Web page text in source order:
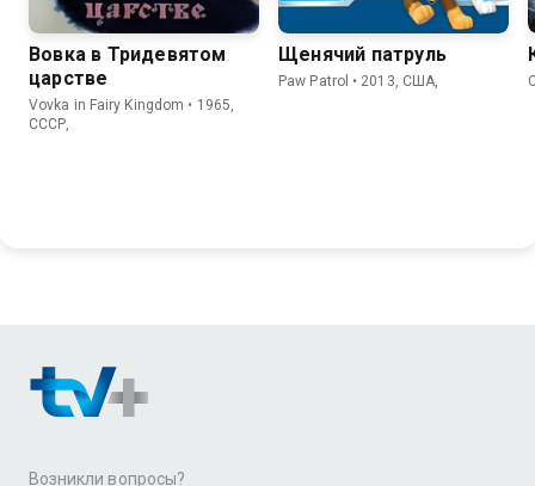
Вовка в Тридевятом
царстве
Vovka in Fairy Kingdom • 1965,
СССР,
Щенячий патруль
Paw Patrol • 2013, США,
Возникли вопросы?